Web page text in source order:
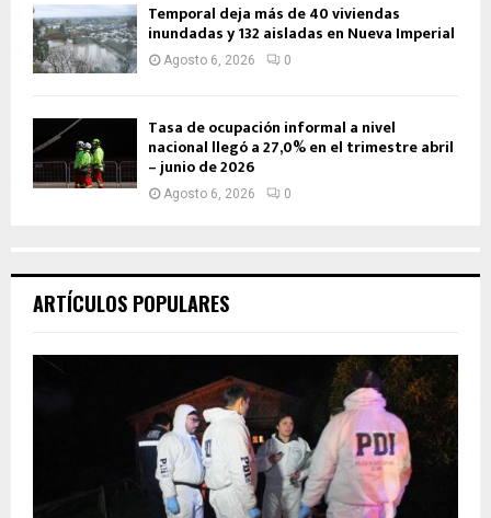
Temporal deja más de 40 viviendas
inundadas y 132 aisladas en Nueva Imperial
Agosto 6, 2026 0
Tasa de ocupación informal a nivel
nacional llegó a 27,0% en el trimestre abril
– junio de 2026
Agosto 6, 2026 0
ARTÍCULOS POPULARES